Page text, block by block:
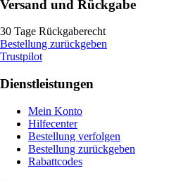
Versand und Rückgabe
30 Tage Rückgaberecht
Bestellung zurückgeben
Trustpilot
Dienstleistungen
Mein Konto
Hilfecenter
Bestellung verfolgen
Bestellung zurückgeben
Rabattcodes